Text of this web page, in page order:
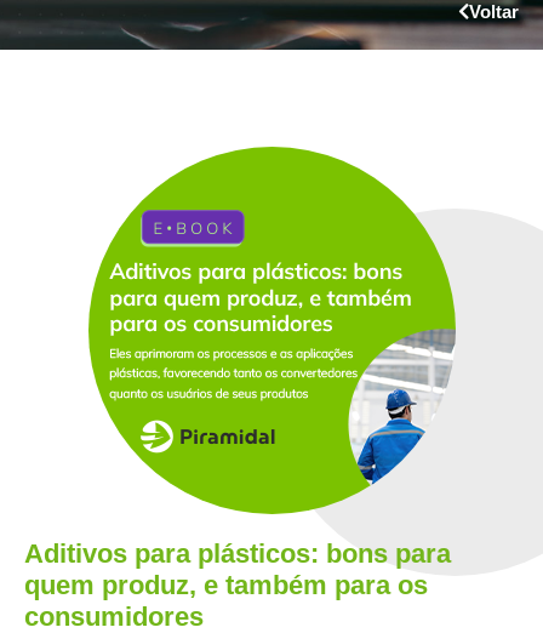
Voltar
Aditivos para plásticos: bons para
quem produz, e também para os
consumidores